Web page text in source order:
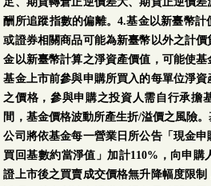
酬所追蹤指數的偏離。4.基金以新臺幣
或證券相關商品可能為新臺幣以外之計
金以新臺幣計算之淨資產價值，可能使基
基金上市前參與申購所買入的每單位淨
之價格，參與申購之投資人需自行承擔
間，基金價格波動所產生折/溢價之風險
公司將依基金每一營業日所公告「現金
買回基數約當淨值」加計110%，向申購
證上市後之買賣成交價格無升降幅度限